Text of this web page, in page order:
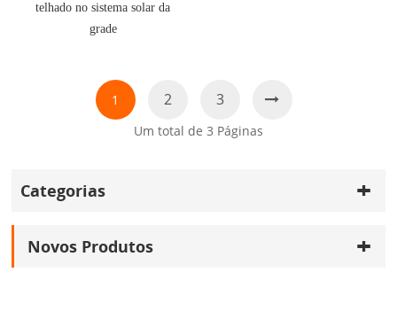
telhado no sistema solar da
grade
1 2 3
Um total de 3 Páginas
Categorias
Novos Produtos